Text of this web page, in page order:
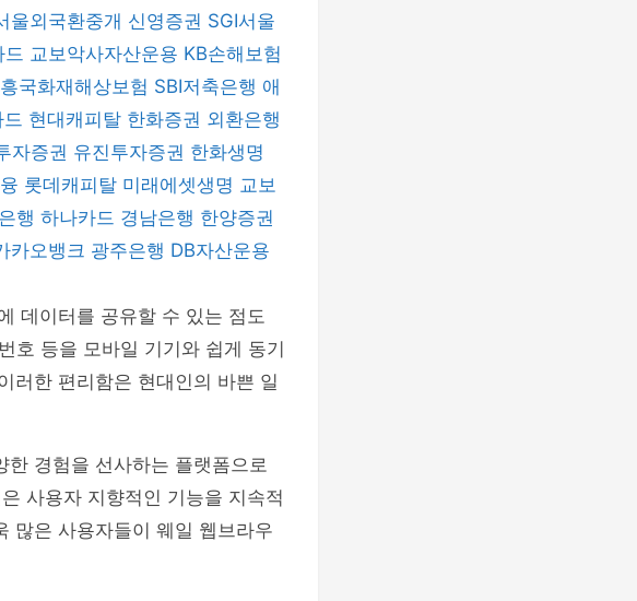
울외국환중개 신영증권 SGI서울
드 교보악사자산운용 KB손해보험
흥국화재해상보험 SBI저축은행 애
드 현대캐피탈 한화증권 외환은행
자증권 유진투자증권 한화생명
롯데캐피탈 미래에셋생명 교보
행 하나카드 경남은행 한양증권
카오뱅크 광주은행 DB자산운용
데이터를 공유할 수 있는 점도
호 등을 모바일 기기와 쉽게 동기
러한 편리함은 현대인의 바쁜 일
경험을 선사하는 플랫폼으로
사용자 지향적인 기능을 지속적
많은 사용자들이 웨일 웹브라우